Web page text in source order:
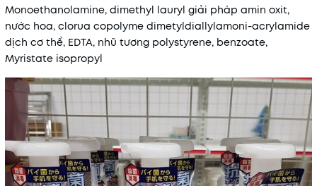
Monoethanolamine, dimethyl lauryl giải pháp amin oxit,
nước hoa, clorua copolyme dimetyldiallylamoni-acrylamide
dịch cơ thể, EDTA, nhũ tương polystyrene, benzoate,
Myristate isopropyl